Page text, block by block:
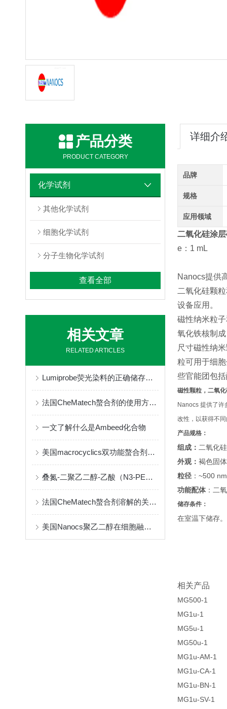
产品分类
PRODUCT CATEGORY
化学试剂
其他化学试剂
细胞化学试剂
分子生物化学试剂
查看全部
相关文章
RELATED ARTICLES
Lumiprobe荧光染料的正确储存与保管
法国CheMatech螯合剂的使用方法很简单
一文了解什么是Ambeed化合物
美国macrocyclics双功能螯合剂的包装、贮存和使用事项
叠氮-二聚乙二醇-乙酸（N3-PEG2-CH2COOH）介绍
法国CheMatech螯合剂溶解的关键注意事项
美国Nanocs聚乙二醇在细胞融合中的优点
详细介
品牌
规格
应用领域
二氧化硅涂
e：1 mL
Nanocs提供
二氧化硅颗
设备应用。
磁性纳米粒
氧化铁核制
尺寸磁性纳
粒可用于细
些官能团包
磁性颗粒，二氧
Nanocs 提供了许
改性，以获得不
产品规格：
组成： 二氧化
外观： 褐色固
粒径 ：~500
功能配体：二
储存条件：
在室温下储存。
相关产品
MG500-1
MG1u-1
MG5u-1
MG50u-1
MG1u-AM-1
MG1u-CA-1
MG1u-BN-1
MG1u-SV-1